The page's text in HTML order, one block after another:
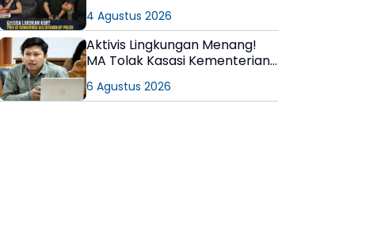
4 Agustus 2026
Aktivis Lingkungan Menang!
MA Tolak Kasasi Kementerian
KPC Dinyatakan Informasi
6 Agustus 2026